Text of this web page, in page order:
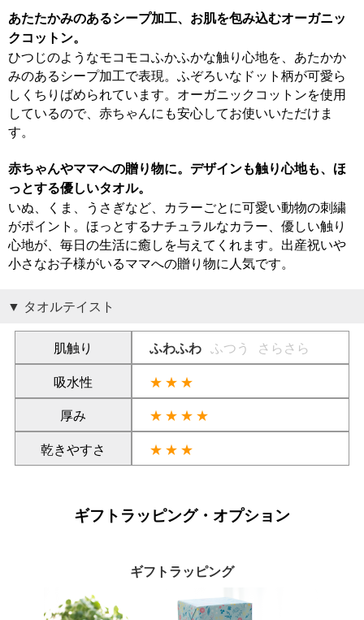
あたたかみのあるシープ加工、お肌を包み込むオーガニッ
クコットン。
ひつじのようなモコモコふかふかな触り心地を、あたかか
みのあるシープ加工で表現。ふぞろいなドット柄が可愛ら
しくちりばめられています。オーガニックコットンを使用
しているので、赤ちゃんにも安心してお使いいただけま
す。
赤ちゃんやママへの贈り物に。デザインも触り心地も、ほ
っとする優しいタオル。
いぬ、くま、うさぎなど、カラーごとに可愛い動物の刺繍
がポイント。ほっとするナチュラルなカラー、優しい触り
心地が、毎日の生活に癒しを与えてくれます。出産祝いや
小さなお子様がいるママへの贈り物に人気です。
タオルテイスト
肌触り ふわふわ ふつう
さらさら
吸水性
★★★
厚み
★★★★
乾きやすさ
★★★
ギフトラッピング・オプション
ギフトラッピング